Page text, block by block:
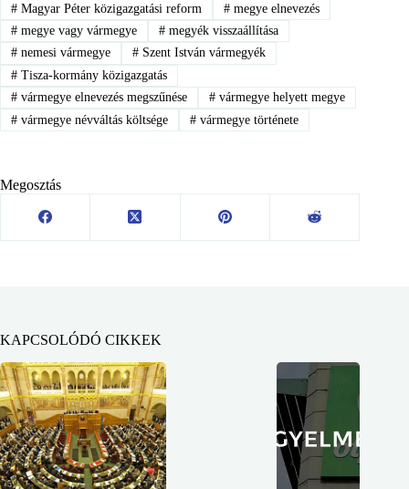
#Magyar Péter közigazgatási reform #megye elnevezés
#megye vagy vármegye #megyék visszaállítása
#nemesi vármegye #Szent István vármegyék
#Tisza-kormány közigazgatás
#vármegye elnevezés megszűnése #vármegye helyett megye
#vármegye névváltás költsége #vármegye története
Megosztás
KAPCSOLÓDÓ CIKKEK